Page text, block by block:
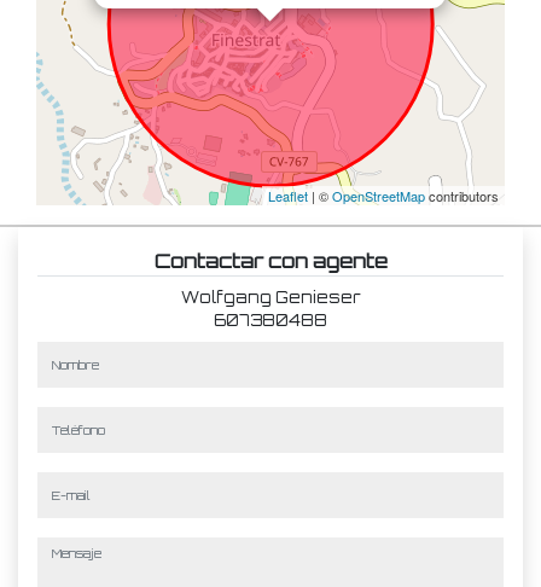
Leaflet | ©OpenStreetMapcontributors
Contactar con agente
Wolfgang Genieser
607380488
mensaje